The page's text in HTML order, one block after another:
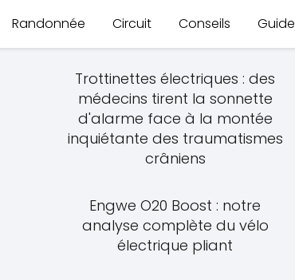
Randonnée Circuit Conseils Guide
Trottinettes électriques : des
médecins tirent la sonnette
d'alarme face à la montée
inquiétante des traumatismes
crâniens
Engwe O20 Boost : notre
analyse complète du vélo
électrique pliant